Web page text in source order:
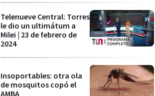
Telenueve Central: Torres
le dio un ultimátum a
Milei | 23 de febrero de
2024
Insoportables: otra ola
de mosquitos copó el
AMBA